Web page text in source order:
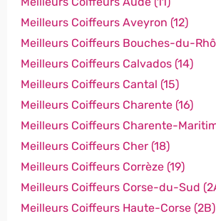
Meilleurs Coiffeurs Aveyron (12)
Meilleurs Coiffeurs Bouches-du-
Meilleurs Coiffeurs Calvados (14)
Meilleurs Coiffeurs Cantal (15)
Meilleurs Coiffeurs Charente (16)
Meilleurs Coiffeurs Charente-
Meilleurs Coiffeurs Cher (18)
Meilleurs Coiffeurs Corrèze (19)
Meilleurs Coiffeurs Corse-du-Sud
Meilleurs Coiffeurs Haute-Corse (2B)